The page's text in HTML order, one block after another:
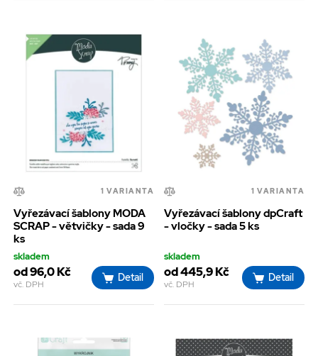
1 VARIANTA
Vyřezávací šablony MODA
SCRAP - větvičky - sada 9
ks
skladem
od 96,0 Kč
vč. DPH
Detail
1 VARIANTA
Vyřezávací šablony dpCraft
- vločky - sada 5 ks
skladem
od 445,9 Kč
vč. DPH
Detail